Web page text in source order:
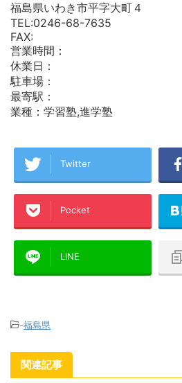
福島県いわき市平字大町４
TEL:0246-68-7635
FAX:
営業時間：
休業日：
駐車場：
最寄駅：
業種：学習塾,進学塾
Twitter
Pocket
LINE
-福島県
関連記事